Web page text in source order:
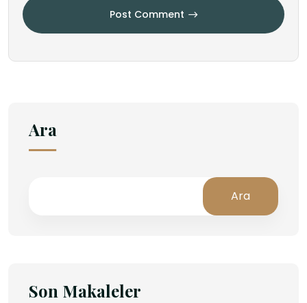
Post Comment
Ara
Ara
Son Makaleler